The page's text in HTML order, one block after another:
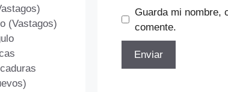
Guarda mi nombre,
comente.
(Vastagos)